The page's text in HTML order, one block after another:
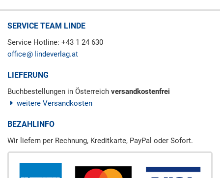
SERVICE TEAM LINDE
Service Hotline: +43 1 24 630
office
lindeverlag.at
LIEFERUNG
Buchbestellungen in Österreich versandkostenfrei
weitere Versandkosten
BEZAHLINFO
Wir liefern per Rechnung, Kreditkarte, PayPal oder Sofort.